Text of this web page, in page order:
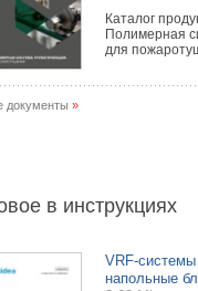
Каталог
Полимерная
для
документы »
в инструкциях
VRF-
напольные